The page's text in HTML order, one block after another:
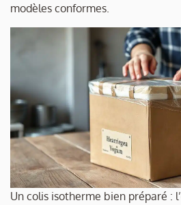
modèles conformes.
Un colis isotherme bien préparé :